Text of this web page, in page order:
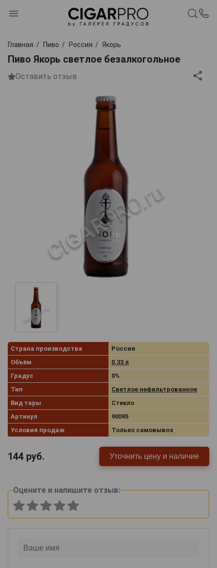
Главная Пиво Россия Якорь
Пиво Якорь светлое безалкогольное
Оставить отзыв
Страна производства
Россия
Объём
0.33 л
Градус
0%
Тип
Светлое нефильтрованное
Вид тары
Стекло
Артикул
90095
Условия продаж
Только самовывоз
144 руб. Уточнить цену и наличие
Оцените и напишите отзыв: